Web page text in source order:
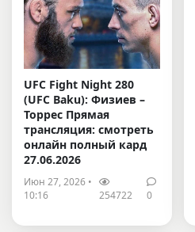
UFC Fight Night 280
(UFC Baku): Физиев –
Торрес Прямая
трансляция: смотреть
онлайн полный кард
27.06.2026
Июн 27, 2026 •
10:16
254722 0